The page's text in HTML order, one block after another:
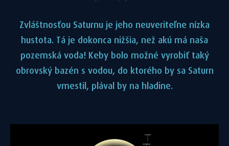
Zvláštnosťou Saturnu je jeho neuveriteľne nízka
hustota. Tá je dokonca nižšia, než akú má naša
pozemská voda! Keby bolo možné vyrobiť taký
obrovský bazén s vodou, do ktorého by sa Saturn
vmestil, plával by na hladine.